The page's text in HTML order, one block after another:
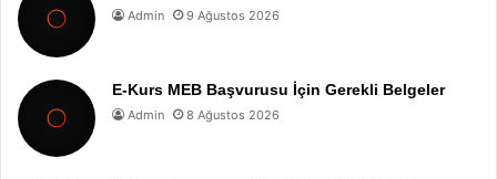
Admin 9 Ağustos 2026
E-Kurs MEB Başvurusu İçin Gerekli Belgeler
Admin 8 Ağustos 2026